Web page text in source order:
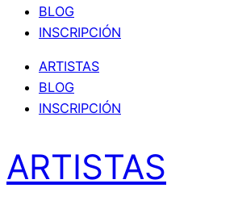
BLOG
INSCRIPCIÓN
ARTISTAS
BLOG
INSCRIPCIÓN
ARTISTAS